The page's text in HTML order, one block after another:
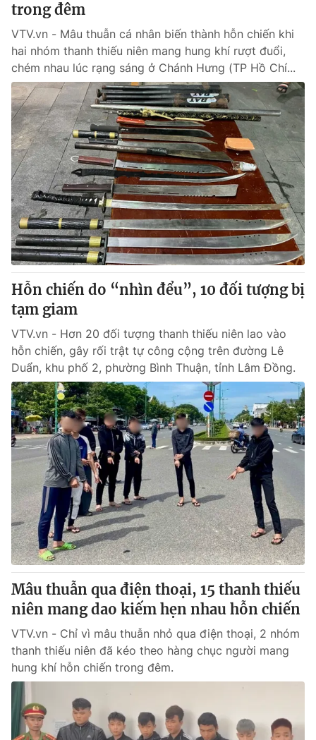
Photo
Video Shorts video
VTV Money VTV Thể thao
VTV Sức khoẻ Bất động sản
Thị trường 24h Tấm lòng Việt
VTV4 Vươn mình bằng AI
VTV9 VTV8
Liên hệ tòa soạn English
THỜI BÁO VTV
Theo dõi báo trên
Cơ quan chủ quản:Đài Truyền hình Việt Nam
Cơ quan báo chí: Thời báo VTV
Giấy phép hoạt động báo in và báo điện tử số 483/GP-BTTTT
cấp ngày 29/12/2023
Tổng Biên tập:Vũ Thanh Thủy
Phó Tổng Biên tập:Nguyễn Thị Mỹ Hạnh, Phạm Quốc Thắng,
Nguyễn Trọng Ninh
Tổng đài VTV:024.38 355 931 - 024.38 355 932
Ðiện thoại Thời báo VTV:024.66 897 897
toasoan@vtv.vn
Liên hệ quảng cáo:024-7300.7108
trong đêm
VTV.vn - Mâu thuẫn cá nhân biến thành hỗn chiến khi
hai nhóm thanh thiếu niên mang hung khí rượt đuổi,
chém nhau lúc rạng sáng ở Chánh Hưng (TP Hồ Chí...
Hỗn chiến do “nhìn đểu”, 10 đối tượng bị
tạm giam
VTV.vn - Hơn 20 đối tượng thanh thiếu niên lao vào
hỗn chiến, gây rối trật tự công cộng trên đường Lê
Duẩn, khu phố 2, phường Bình Thuận, tỉnh Lâm Đồng.
Mâu thuẫn qua điện thoại, 15 thanh thiếu
niên mang dao kiếm hẹn nhau hỗn chiến
VTV.vn - Chỉ vì mâu thuẫn nhỏ qua điện thoại, 2 nhóm
thanh thiếu niên đã kéo theo hàng chục người mang
hung khí hỗn chiến trong đêm.